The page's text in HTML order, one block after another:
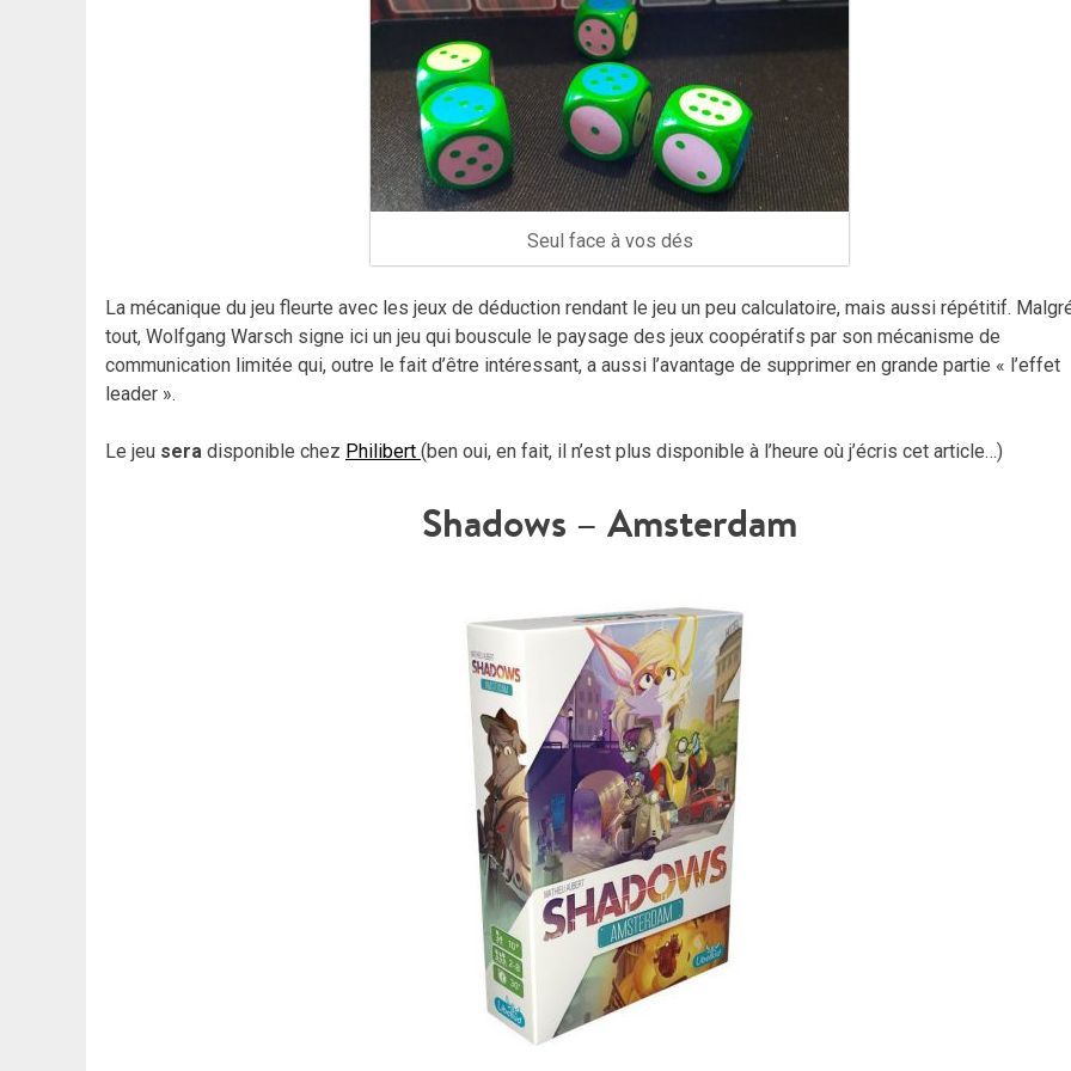
Seul face à vos dés
La mécanique du jeu fleurte avec les jeux de déduction rendant le jeu un peu calculatoire, mais aussi répétitif.
tout, Wolfgang Warsch signe ici un jeu qui bouscule le paysage des jeux coopératifs par son mécanisme de
communication limitée qui, outre le fait d’être intéressant, a aussi l’avantage de supprimer en grande partie « l’effet
leader ».
Le jeu sera disponible chez Philibert (ben oui, en fait, il n’est plus disponible à l’heure où j’écris cet article…)
Shadows – Amsterdam